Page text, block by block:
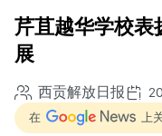
芹苴越华学校表
展
西贡解放日报
在 上